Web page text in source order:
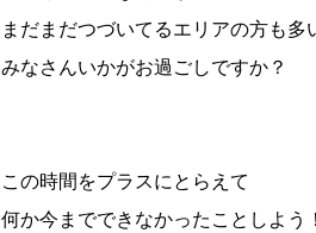
まだまだつづいてるエリアの方も多
みなさんいかがお過ごしですか？
この時間をプラスにとらえて
何か今までできなかったことしよう！